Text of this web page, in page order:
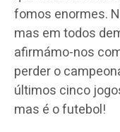
fomos enormes.
mas em todos
afirmámo-nos
perder o
últimos cinco
mas é o futebol!